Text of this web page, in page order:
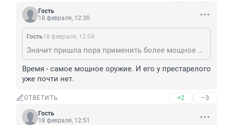
Гость
18 февраля, 12:30
Гость18 февраля, 12:04
Значит пришла пора применить более мощное оружие.
Время - самое мощное оружие. И его у престарелого
уже почти нет.
ОТВЕТИТЬ +2 –3
Гость
18 февраля, 12:51